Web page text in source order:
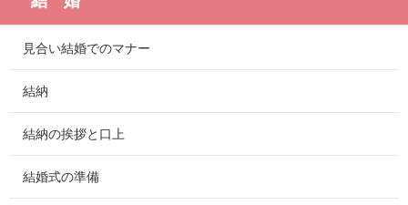
見合い結婚でのマナー
結納
結納の挨拶と口上
結婚式の準備